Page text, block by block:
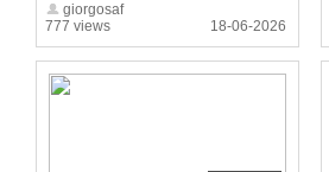
777 views
giorgosaf
18-06-2026